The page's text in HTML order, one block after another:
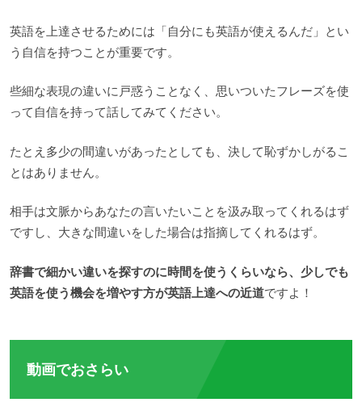
英語を上達させるためには「自分にも英語が使えるんだ」とい
う自信を持つことが重要です。
些細な表現の違いに戸惑うことなく、思いついたフレーズを使
って自信を持って話してみてください。
たとえ多少の間違いがあったとしても、決して恥ずかしがるこ
とはありません。
相手は文脈からあなたの言いたいことを汲み取ってくれるはず
ですし、大きな間違いをした場合は指摘してくれるはず。
辞書で細かい違いを探すのに時間を使うくらいなら、少しでも
英語を使う機会を増やす方が英語上達への近道ですよ！
動画でおさらい